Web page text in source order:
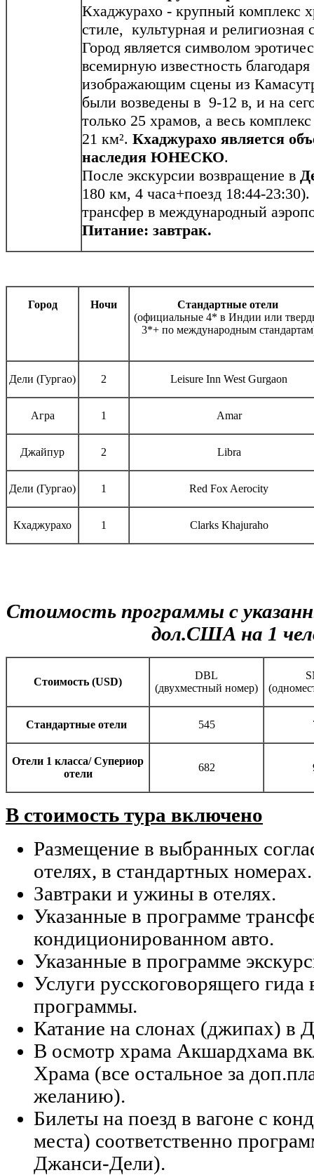
Кхаджурахо - крупный комплекс
стиле, культурная и
Город является символом
всемирную известность
изображающим сцены из
были возведены в 9-12 в, и на
только 25 храмов, а весь
21 км². Кхаджурахо является
наследия ЮНЕСКО.
После экскурсии возвращение в
180 км, 4 часа+поезд 18:44-
трансфер в международный
Питание: завтрак.
Город Ночи
Стандартные отели
(официальные 4* в Индии или
3*+ по международным
Дели (Гургао) 2 Leisure Inn West Gurgaon
Агра 1 Amar
Джайпур 2 Libra
Дели (Гургао) 1 Red Fox Aerocity
Кхаджурахо 1 Clarks Khajuraho
Стоимость программы с
дол.США на 1
Cтоимость (USD)
DBL
(двухместный номер)
Стандартные отели 545
Отели 1 класса/ Супериор
отели
682
В стоимость тура включено
Размещение в выбранных
отелях, в стандартных номерах.
Завтраки и ужины в отелях.
Указанные в программе
кондиционированном авто.
Указанные в программе
Услуги русскоговорящего гида
программы.
Катание на слонах (джипах) в
В осмотр храма Акшардхама
Храма (все остальное за
желанию).
Билеты на поезд в вагоне с
места) соответственно
Джанси-Дели).